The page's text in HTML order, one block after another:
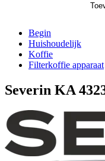
Begin
Huishoudelijk
Koffie
Filterkoffie apparaat
Severin KA